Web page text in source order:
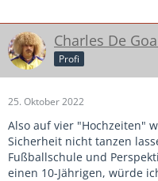
Charles De
Profi
25. Oktober 2022
Also auf vier "Hochzeiten"
Sicherheit nicht tanzen
Fußballschule und
einen 10-Jährigen, würde